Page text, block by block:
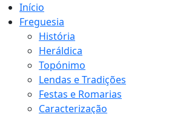
Início
Freguesia
História
Heráldica
Topónimo
Lendas e Tradições
Festas e Romarias
Caracterização